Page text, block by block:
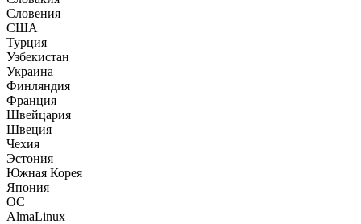
Словения
США
Турция
Узбекистан
Украина
Финляндия
Франция
Швейцария
Швеция
Чехия
Эстония
Южная Корея
Япония
ОС
AlmaLinux